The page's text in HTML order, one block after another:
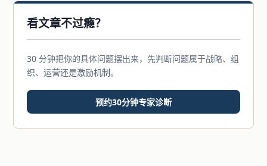
看文章不过瘾？
30 分钟把你的具体问题摆出来，先判断问题属于战略、组
织、运营还是激励机制。
预约30分钟专家诊断